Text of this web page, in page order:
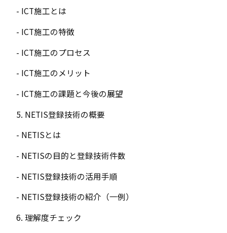
- ICT施工とは
- ICT施工の特徴
- ICT施工のプロセス
- ICT施工のメリット
- ICT施工の課題と今後の展望
5. NETIS登録技術の概要
- NETISとは
- NETISの目的と登録技術件数
- NETIS登録技術の活用手順
- NETIS登録技術の紹介（一例）
6. 理解度チェック